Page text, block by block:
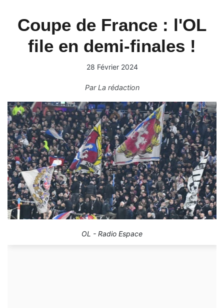
Coupe de France : l'OL
file en demi-finales !
28 Février 2024
ParLa rédaction
OL - Radio Espace